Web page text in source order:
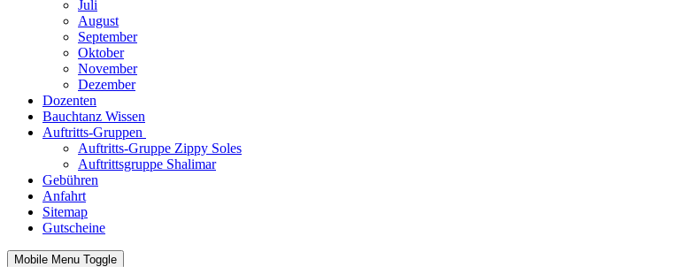
Juli
August
September
Oktober
November
Dezember
Dozenten
Bauchtanz Wissen
Auftritts-Gruppen
Auftritts-Gruppe Zippy Soles
Auftrittsgruppe Shalimar
Gebühren
Anfahrt
Sitemap
Gutscheine
Mobile Menu Toggle